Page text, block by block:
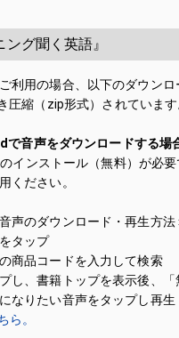
ング聞く英語』
利用の場合、以下のダウンロ
圧縮（zip形式）されています
で音声をダウンロードする場
のインストール（無料）が必
ください。
声のダウンロード・再生方法
タップ
商品コードを入力して検索
し、書籍トップを表示後、
なりたい音声をタップし再生
ら。